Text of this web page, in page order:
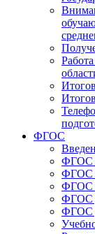
ФГОС
ФГОС
ФГОС
ФГОС
ФГОС
ФГОС